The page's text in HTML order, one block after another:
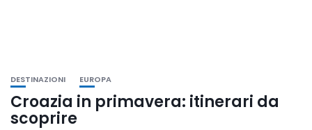
DESTINAZIONI EUROPA
Croazia in primavera: itinerari da
scoprire